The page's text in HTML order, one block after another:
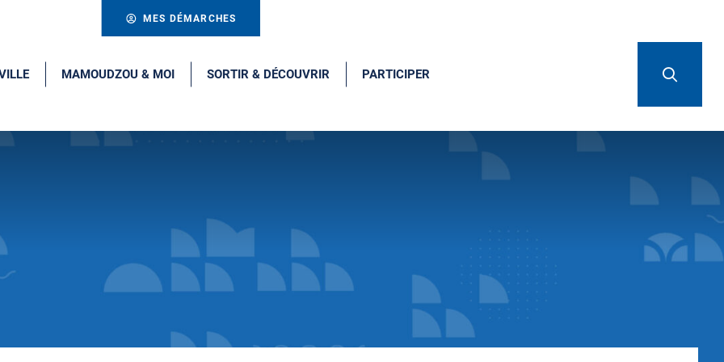
MES DÉMARCHES
MAMOUDZOU & MOI SORTIR & DÉCOUVRIR PARTICIPER